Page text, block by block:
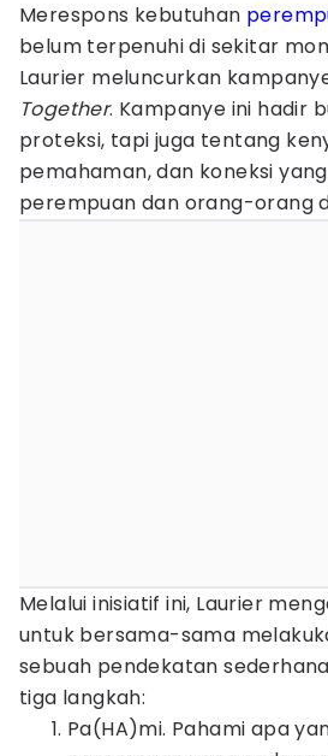
Merespons kebutuhan
belum terpenuhi di sekitar
Laurier meluncurkan
Together. Kampanye ini hadir
proteksi, tapi juga tentang
pemahaman, dan koneksi
perempuan dan orang-orang
Melalui inisiatif ini, Laurier
untuk bersama-sama
sebuah pendekatan
tiga langkah:
Pa(HA)mi. Pahami apa